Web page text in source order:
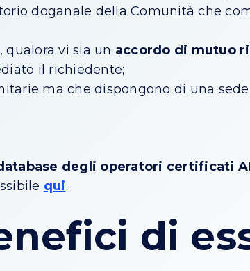
doganale della Comunità che
vi sia un accordo di mutuo
il richiedente;
ma che dispongono di una
degli operatori certificati
qui.
di